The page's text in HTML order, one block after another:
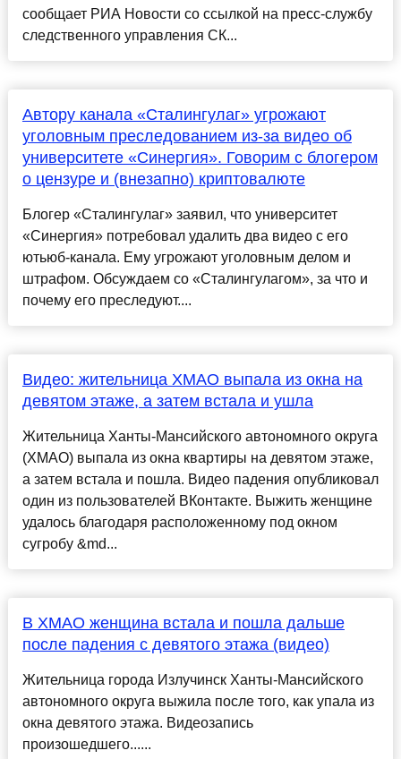
сообщает РИА Новости со ссылкой на пресс-службу
следственного управления СК...
Автору канала «Сталингулаг» угрожают
уголовным преследованием из-за видео об
университете «Синергия». Говорим с блогером
о цензуре и (внезапно) криптовалюте
Блогер «Сталингулаг» заявил, что университет
«Синергия» потребовал удалить два видео с его
ютьюб-канала. Ему угрожают уголовным делом и
штрафом. Обсуждаем со «Сталингулагом», за что и
почему его преследуют....
Видео: жительница ХМАО выпала из окна на
девятом этаже, а затем встала и ушла
Жительница Ханты-Мансийского автономного округа
(ХМАО) выпала из окна квартиры на девятом этаже,
а затем встала и пошла. Видео падения опубликовал
один из пользователей ВКонтакте. Выжить женщине
удалось благодаря расположенному под окном
сугробу &md...
В ХМАО женщина встала и пошла дальше
после падения с девятого этажа (видео)
Жительница города Излучинск Ханты-Мансийского
автономного округа выжила после того, как упала из
окна девятого этажа. Видеозапись
произошедшего......